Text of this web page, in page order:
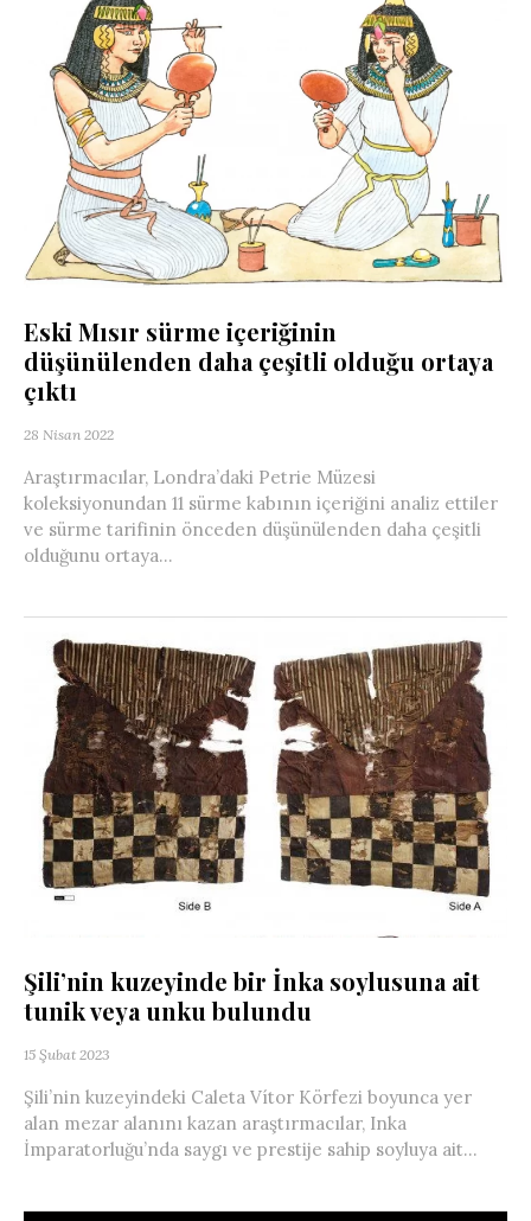
Eski Mısır sürme içeriğinin
düşünülenden daha çeşitli olduğu ortaya
çıktı
28 Nisan 2022
Araştırmacılar, Londra’daki Petrie Müzesi
koleksiyonundan 11 sürme kabının içeriğini analiz ettiler
ve sürme tarifinin önceden düşünülenden daha çeşitli
olduğunu ortaya...
Şili’nin kuzeyinde bir İnka soylusuna ait
tunik veya unku bulundu
15 Şubat 2023
Şili’nin kuzeyindeki Caleta Vítor Körfezi boyunca yer
alan mezar alanını kazan araştırmacılar, Inka
İmparatorluğu’nda saygı ve prestije sahip soyluya ait...